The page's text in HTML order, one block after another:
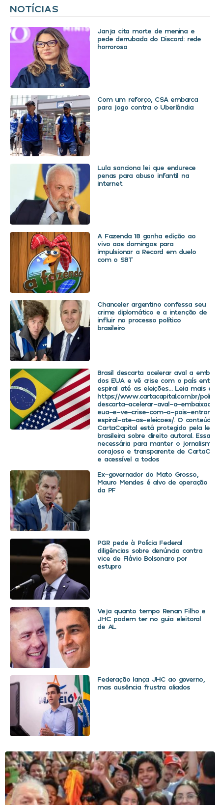
NOTÍCIAS
Janja cita morte de menina e
pede derrubada do Discord: rede
horrorosa
Com um reforço, CSA embarca
para jogo contra o Uberlândia
Lula sanciona lei que endurece
penas para abuso infantil na
internet
A Fazenda 18 ganha edição ao
vivo aos domingos para
impulsionar a Record em duelo
com o SBT
Chanceler argentino confessa seu
crime diplomático e a intenção de
influir no processo político
brasileiro
Brasil descarta acelerar aval a
dos EUA e vê crise com o país
espiral até as eleições… Leia mais em
https://www.cartacapital.com.br/
descarta-acelerar-aval-a-
eua-e-ve-crise-com-o-pais-entrar-
espiral-ate-as-eleicoes/. O conteúdo
CartaCapital está protegido pela
brasileira sobre direito autoral. Essa
necessária para manter o jornalismo
corajoso e transparente de
e acessível a todos
Ex-governador do Mato Grosso,
Mauro Mendes é alvo de operação
da PF
PGR pede à Polícia Federal
diligências sobre denúncia contra
vice de Flávio Bolsonaro por
estupro
Veja quanto tempo Renan Filho e
JHC podem ter no guia eleitoral
de AL
Federação lança JHC ao governo,
mas ausência frustra aliados